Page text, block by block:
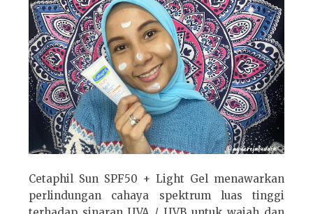
Cetaphil Sun SPF50 + Light Gel menawarkan
perlindungan cahaya spektrum luas tinggi